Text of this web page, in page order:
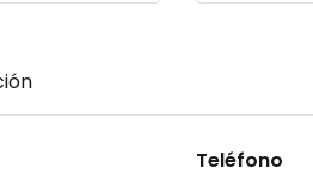
Teléfono